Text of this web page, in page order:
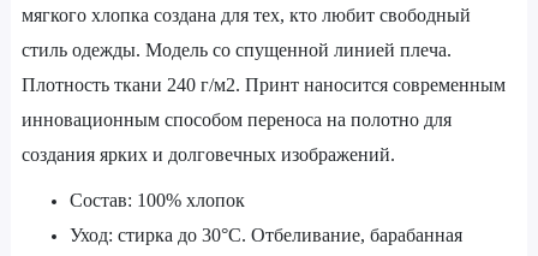
мягкого хлопка создана для тех, кто любит свободный
стиль одежды. Модель со спущенной линией плеча.
Плотность ткани 240 г/м2. Принт наносится современным
инновационным способом переноса на полотно для
создания ярких и долговечных изображений.
Состав: 100% хлопок
Уход: стирка до 30°C. Отбеливание, барабанная